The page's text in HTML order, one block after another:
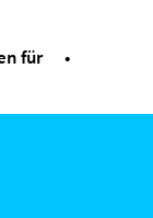
für